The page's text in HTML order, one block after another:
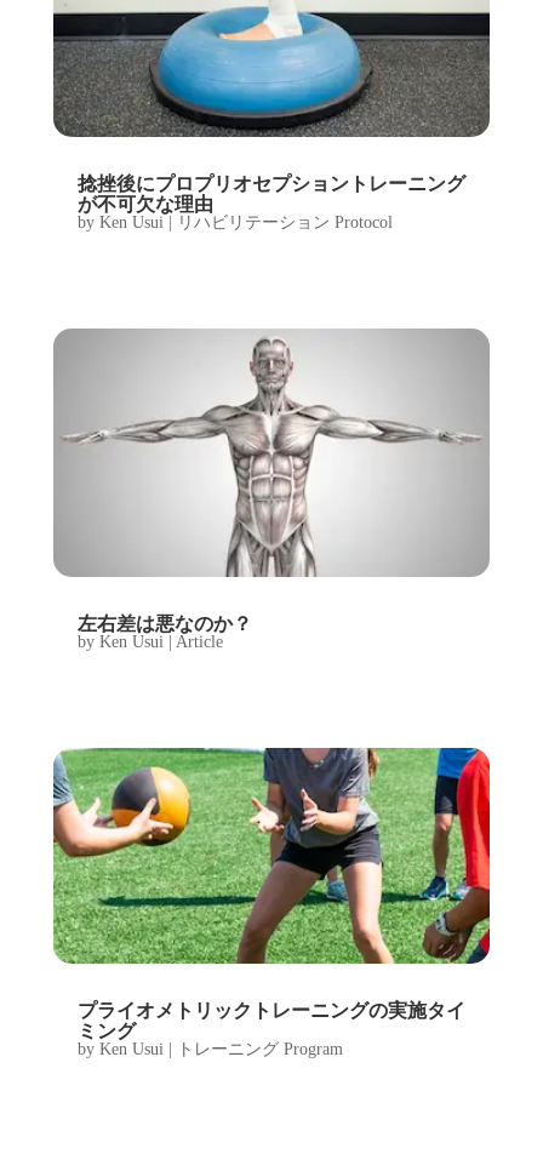
捻挫後にプロプリオセプショントレーニング
が不可欠な理由
by Ken Usui| リハビリテーション Protocol
左右差は悪なのか？
by Ken Usui| Article
プライオメトリックトレーニングの実施タイ
ミング
by Ken Usui| トレーニング Program